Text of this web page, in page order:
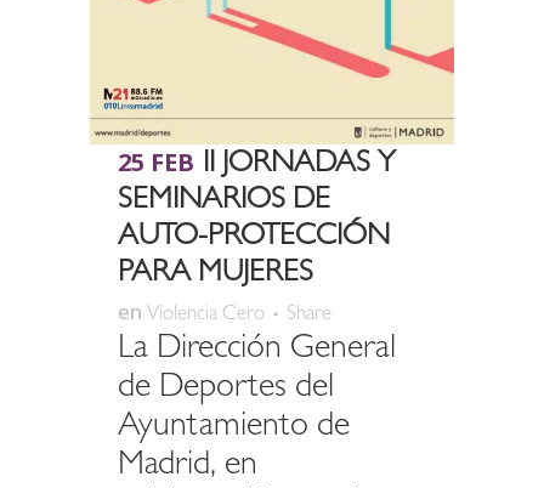
25 FEB II JORNADAS Y
SEMINARIOS DE
AUTO-PROTECCIÓN
PARA MUJERES
en Violencia Cero Share
La Dirección General
de Deportes del
Ayuntamiento de
Madrid, en